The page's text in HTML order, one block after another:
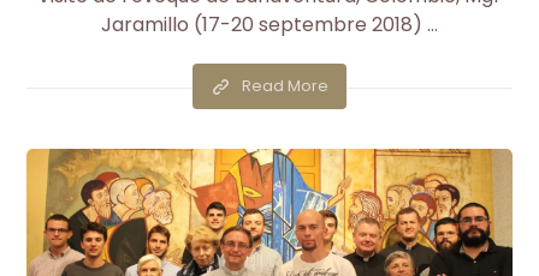
Jaramillo (17-20 septembre 2018) ...
Read More